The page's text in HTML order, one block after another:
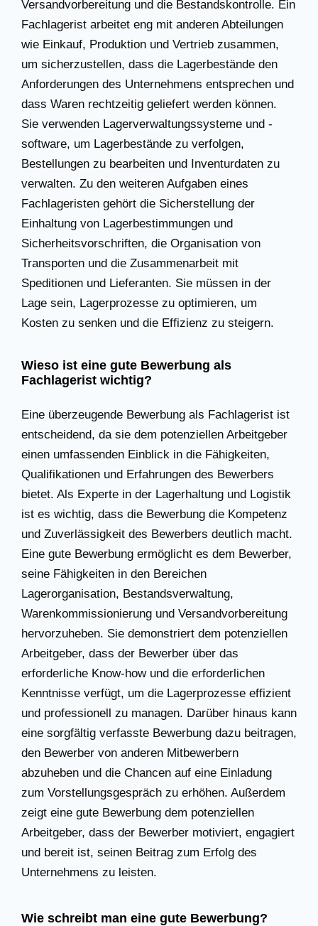
Versandvorbereitung und die Bestandskontrolle. Ein
Fachlagerist arbeitet eng mit anderen Abteilungen
wie Einkauf, Produktion und Vertrieb zusammen,
um sicherzustellen, dass die Lagerbestände den
Anforderungen des Unternehmens entsprechen und
dass Waren rechtzeitig geliefert werden können.
Sie verwenden Lagerverwaltungssysteme und -
software, um Lagerbestände zu verfolgen,
Bestellungen zu bearbeiten und Inventurdaten zu
verwalten. Zu den weiteren Aufgaben eines
Fachlageristen gehört die Sicherstellung der
Einhaltung von Lagerbestimmungen und
Sicherheitsvorschriften, die Organisation von
Transporten und die Zusammenarbeit mit
Speditionen und Lieferanten. Sie müssen in der
Lage sein, Lagerprozesse zu optimieren, um
Kosten zu senken und die Effizienz zu steigern.
Wieso ist eine gute Bewerbung als
Fachlagerist wichtig?
Eine überzeugende Bewerbung als Fachlagerist ist
entscheidend, da sie dem potenziellen Arbeitgeber
einen umfassenden Einblick in die Fähigkeiten,
Qualifikationen und Erfahrungen des Bewerbers
bietet. Als Experte in der Lagerhaltung und Logistik
ist es wichtig, dass die Bewerbung die Kompetenz
und Zuverlässigkeit des Bewerbers deutlich macht.
Eine gute Bewerbung ermöglicht es dem Bewerber,
seine Fähigkeiten in den Bereichen
Lagerorganisation, Bestandsverwaltung,
Warenkommissionierung und Versandvorbereitung
hervorzuheben. Sie demonstriert dem potenziellen
Arbeitgeber, dass der Bewerber über das
erforderliche Know-how und die erforderlichen
Kenntnisse verfügt, um die Lagerprozesse effizient
und professionell zu managen. Darüber hinaus kann
eine sorgfältig verfasste Bewerbung dazu beitragen,
den Bewerber von anderen Mitbewerbern
abzuheben und die Chancen auf eine Einladung
zum Vorstellungsgespräch zu erhöhen. Außerdem
zeigt eine gute Bewerbung dem potenziellen
Arbeitgeber, dass der Bewerber motiviert, engagiert
und bereit ist, seinen Beitrag zum Erfolg des
Unternehmens zu leisten.
Wie schreibt man eine gute Bewerbung?